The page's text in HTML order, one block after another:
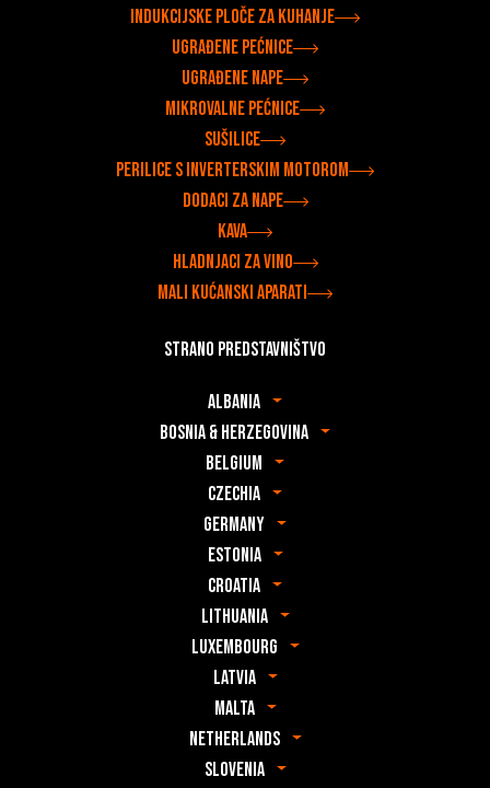
Indukcijske ploče za kuhanje
Ugrađene pećnice
Ugrađene nape
Mikrovalne pećnice
Sušilice
Perilice s inverterskim motorom
Dodaci za nape
Kava
hladnjaci za vino
Mali kućanski aparati
Strano predstavništvo
Albania
Bosnia & Herzegovina
Belgium
Czechia
Germany
Estonia
Croatia
Lithuania
Luxembourg
Latvia
Malta
Netherlands
Slovenia